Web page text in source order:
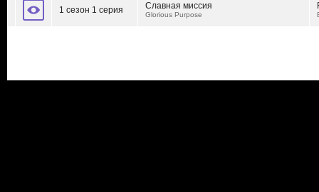
1 сезон 1 серия Славная миссия
Glorious Purpose